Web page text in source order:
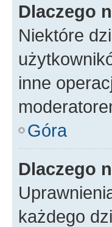
Dlaczego
Niektóre
inne
Góra
Dlaczego
każdego